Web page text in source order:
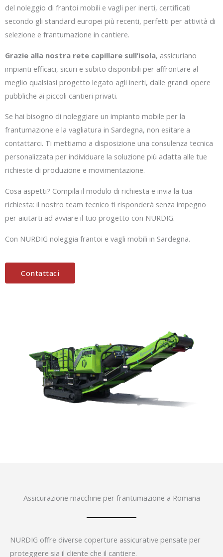
del noleggio di frantoi mobili e vagli per inerti, certificati
secondo gli standard europei più recenti, perfetti per attività di
selezione e frantumazione in cantiere.
Grazie alla nostra rete capillare sull’isola, assicuriano
impianti efficaci, sicuri e subito disponibili per affrontare al
meglio qualsiasi progetto legato agli inerti, dalle grandi opere
pubbliche ai piccoli cantieri privati.
Se hai bisogno di noleggiare un impianto mobile per la
frantumazione e la vagliatura in Sardegna, non esitare a
contattarci. Ti mettiamo a disposizione una consulenza tecnica
personalizzata per individuare la soluzione più adatta alle tue
richieste di produzione e movimentazione.
Cosa aspetti? Compila il modulo di richiesta e invia la tua
richiesta: il nostro team tecnico ti risponderà senza impegno
per aiutarti ad avviare il tuo progetto con NURDIG.
Con NURDIG noleggia frantoi e vagli mobili in Sardegna.
Contattaci
Assicurazione macchine per frantumazione a Romana
NURDIG offre diverse coperture assicurative pensate per
proteggere sia il cliente che il cantiere.